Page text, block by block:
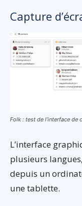
Capture
Folk : test de l’interface de
L’interface
plusieurs
depuis un
une tablette.